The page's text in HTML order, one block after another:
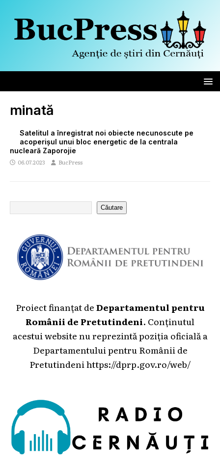
minată
Satelitul a înregistrat noi obiecte necunoscute pe
acoperișul unui bloc energetic de la centrala
nucleară Zaporojie
06.07.2023 BucPress
Căutare
Proiect finanțat deDepartamentul pentru
Românii de Pretutindeni. Conținutul
acestui website nu reprezintă poziția oficială a
Departamentului pentru Românii de
Pretutindeni https://dprp.gov.ro/web/